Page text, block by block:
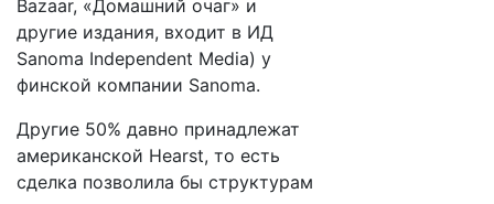
Bazaar, «Домашний очаг» и
другие издания, входит в ИД
Sanoma Independent Media) у
финской компании Sanoma.
Другие 50% давно принадлежат
американской Hearst, то есть
сделка позволила бы структурам